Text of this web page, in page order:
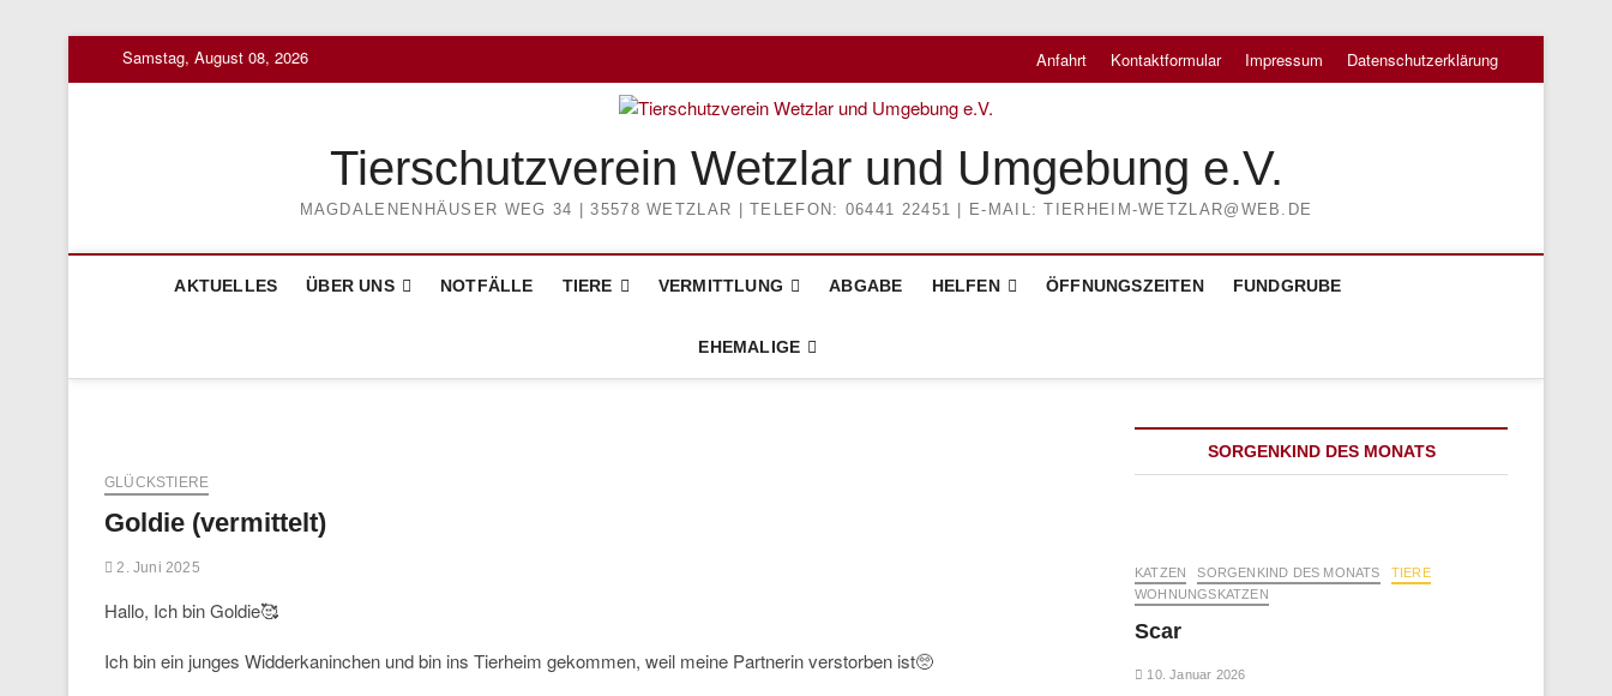
Samstag, August 08, 2026 Anfahrt Kontaktformular Impressum Datenschutzerklärung
Tierschutzverein Wetzlar und Umgebung e.V.
MAGDALENENHÄUSER WEG 34 | 35578 WETZLAR | TELEFON: 06441 22451 | E-MAIL: TIERHEIM-WETZLAR@WEB.DE
AKTUELLES ÜBER UNS NOTFÄLLE TIERE VERMITTLUNG ABGABE HELFEN ÖFFNUNGSZEITEN FUNDGRUBE
EHEMALIGE
GLÜCKSTIERE
Goldie (vermittelt)
2. Juni 2025
Hallo, Ich bin Goldie🥰
Ich bin ein junges Widderkaninchen und bin ins Tierheim gekommen, weil meine Partnerin verstorben ist🥺
SORGENKIND DES MONATS
KATZEN SORGENKIND DES MONATS
TIERE
WOHNUNGSKATZEN
Scar
10. Januar 2026